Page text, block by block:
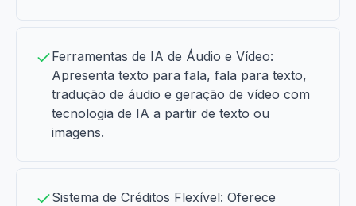
Ferramentas de IA de Áudio e Vídeo:
Apresenta texto para fala, fala para texto,
tradução de áudio e geração de vídeo com
tecnologia de IA a partir de texto ou
imagens.
Sistema de Créditos Flexível: Oferece